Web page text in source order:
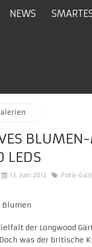
NEWS
13. Juni 2012 Foto-
der Longwood
was der britische